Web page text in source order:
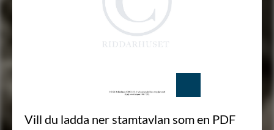
Vill du ladda ner stamtavlan som en PDF